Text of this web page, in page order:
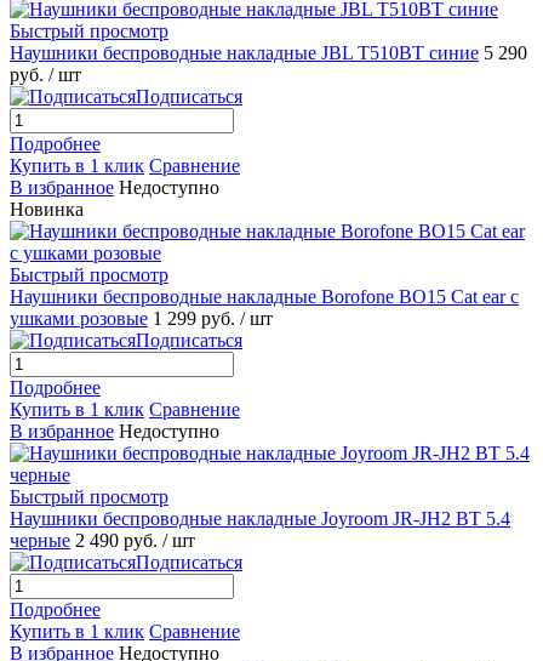
Быстрый просмотр
Наушники беспроводные накладные JBL T510BT синие 5 290
руб. / шт
Подписаться
Подробнее
Купить в 1 клик Сравнение
В избранное Недоступно
Новинка
Быстрый просмотр
Наушники беспроводные накладные Borofone BO15 Cat ear с
ушками розовые 1 299 руб. / шт
Подписаться
Подробнее
Купить в 1 клик Сравнение
В избранное Недоступно
Быстрый просмотр
Наушники беспроводные накладные Joyroom JR-JH2 BT 5.4
черные 2 490 руб. / шт
Подписаться
Подробнее
Купить в 1 клик Сравнение
В избранное Недоступно